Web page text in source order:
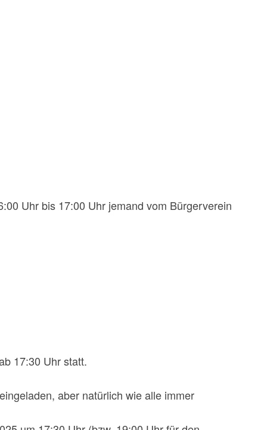
Uhr bis 17:00 Uhr jemand vom Bürgerverein
17:30 Uhr statt.
aber natürlich wie alle immer